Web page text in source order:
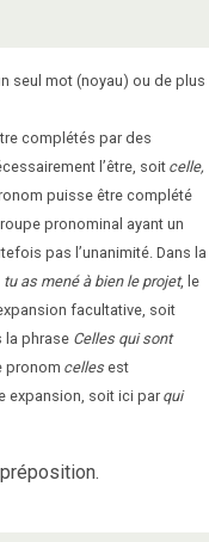
seul mot (noyau) ou de plus
complétés par des
l’être, soit celle,
puisse être complété
pronominal ayant un
pas l’unanimité. Dans la
as mené à bien le projet, le
facultative, soit
la phrase Celles qui sont
pronom celles est
expansion, soit ici par qui